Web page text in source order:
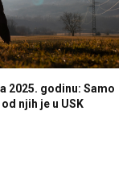
2025. godinu: Samo
njih je u USK